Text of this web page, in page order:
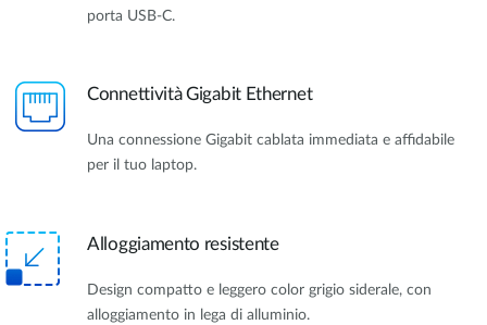
porta USB-C.
Connettività Gigabit Ethernet
Una connessione Gigabit cablata immediata e affidabile
per il tuo laptop.
Alloggiamento resistente
Design compatto e leggero color grigio siderale, con
alloggiamento in lega di alluminio.